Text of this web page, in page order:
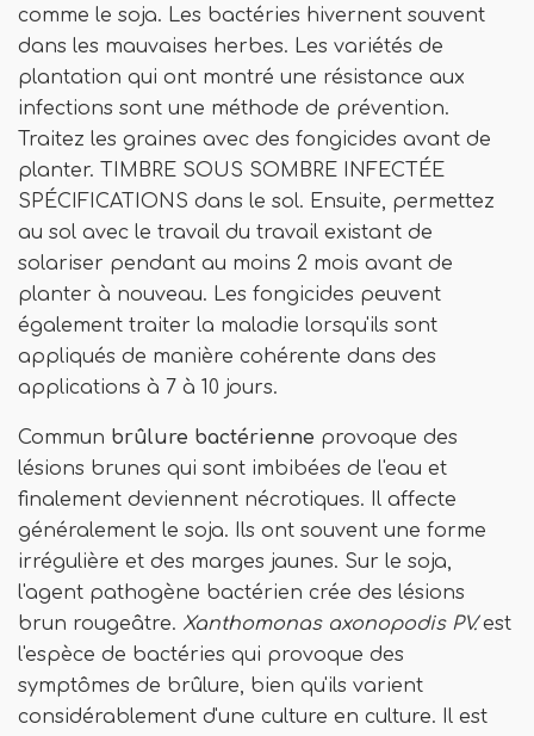
comme le soja. Les bactéries hivernent souvent
dans les mauvaises herbes. Les variétés de
plantation qui ont montré une résistance aux
infections sont une méthode de prévention.
Traitez les graines avec des fongicides avant de
planter. TIMBRE SOUS SOMBRE INFECTÉE
SPÉCIFICATIONS dans le sol. Ensuite, permettez
au sol avec le travail du travail existant de
solariser pendant au moins 2 mois avant de
planter à nouveau. Les fongicides peuvent
également traiter la maladie lorsqu'ils sont
appliqués de manière cohérente dans des
applications à 7 à 10 jours.
Commun brûlure bactérienne provoque des
lésions brunes qui sont imbibées de l'eau et
finalement deviennent nécrotiques. Il affecte
généralement le soja. Ils ont souvent une forme
irrégulière et des marges jaunes. Sur le soja,
l'agent pathogène bactérien crée des lésions
brun rougeâtre. Xanthomonas axonopodis PV.est
l'espèce de bactéries qui provoque des
symptômes de brûlure, bien qu'ils varient
considérablement d'une culture en culture. Il est